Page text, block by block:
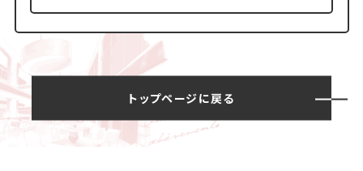
トップページに戻る